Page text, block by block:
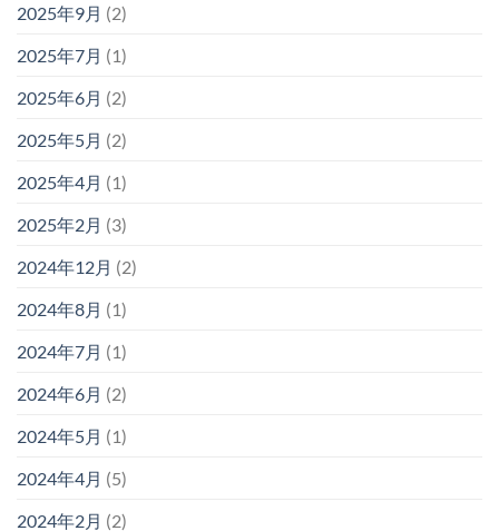
2025年9月 (2)
2025年7月 (1)
2025年6月 (2)
2025年5月 (2)
2025年4月 (1)
2025年2月 (3)
2024年12月 (2)
2024年8月 (1)
2024年7月 (1)
2024年6月 (2)
2024年5月 (1)
2024年4月 (5)
2024年2月 (2)